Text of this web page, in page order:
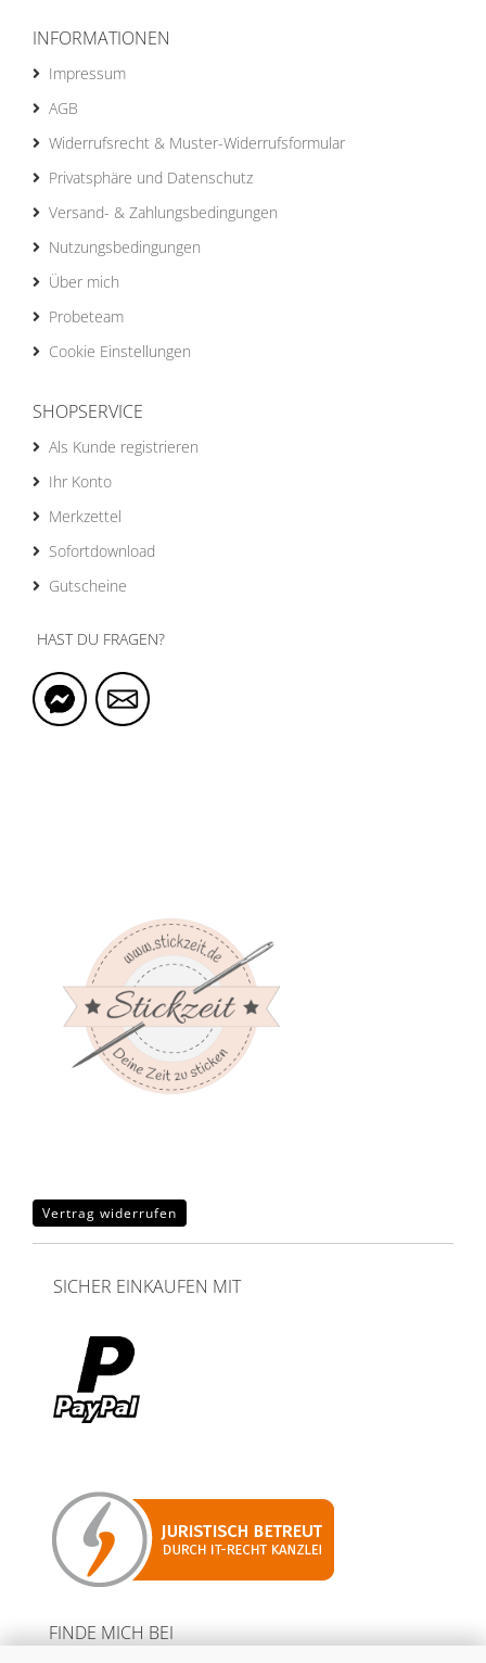
INFORMATIONEN
Impressum
AGB
Widerrufsrecht & Muster-Widerrufsformular
Privatsphäre und Datenschutz
Versand- & Zahlungsbedingungen
Nutzungsbedingungen
Über mich
Probeteam
Cookie Einstellungen
SHOPSERVICE
Als Kunde registrieren
Ihr Konto
Merkzettel
Sofortdownload
Gutscheine
HAST DU FRAGEN?
Vertrag widerrufen
SICHER EINKAUFEN MIT
FINDE MICH BEI